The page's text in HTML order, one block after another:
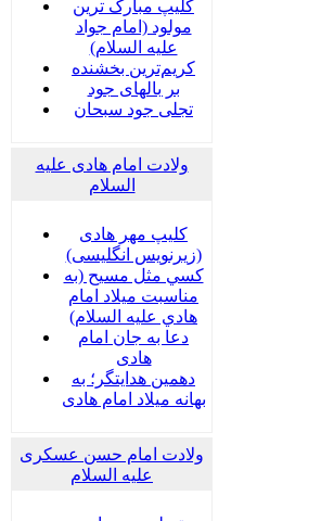
کلیپ مبارک ترین
مولود (امام جواد
علیه السلام)
کریم‌ترین بخشنده
بر بالهای جود
تجلی جود سبحان
ولادت امام هادی علیه
السلام
کلیپ مهر هادی
(زیرنویس انگلیسی)
كسي مثل مسيح (به
مناسبت ميلاد امام
هادي عليه السلام)
دعا به جان امام
هادی
دهمین هدایتگر؛ به
بهانه میلاد امام هادی
ولادت امام حسن عسکری
علیه السلام